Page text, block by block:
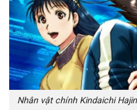
Nhân vật chính Kindaichi